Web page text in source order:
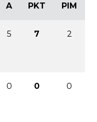
A PKT PIM
5 7 2
0 0 0